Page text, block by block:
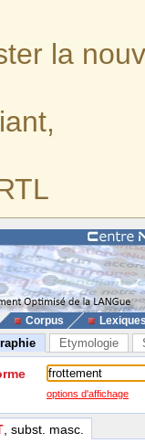
la
Corpus
Etymologie
options d'affichage
, subst. masc.